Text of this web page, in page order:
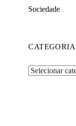
Sociedade
Categorias